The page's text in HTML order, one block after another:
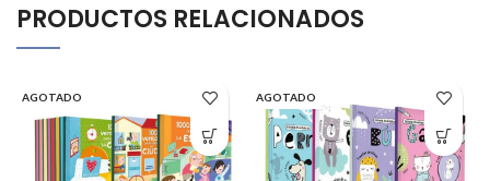
PRODUCTOS RELACIONADOS
AGOTADO AGOTADO